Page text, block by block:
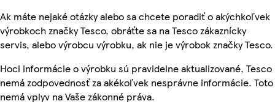
Ak máte nejaké otázky alebo sa chcete poradiť o akýchkoľvek
výrobkoch značky Tesco, obráťte sa na Tesco zákaznícky
servis, alebo výrobcu výrobku, ak nie je výrobok značky Tesco.
Hoci informácie o výrobku sú pravidelne aktualizované, Tesco
nemá zodpovednosť za akékoľvek nesprávne informácie. Toto
nemá vplyv na Vaše zákonné práva.